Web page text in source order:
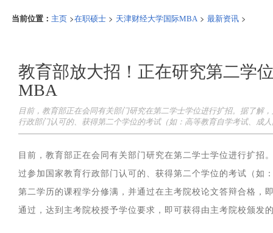
当前位置： 主页 >在职硕士 > 天津财经大学国际MBA >最新资讯 >
教育部放大招！正在研究第二学
MBA
目前，教育部正在会同有关部门研究在第二学士学位进行扩招。据了解
行政部门认可的、获得第二个学位的考试（如：高等教育自学考试、成
目前，教育部正在会同有关部门研究在第二学士学位进行扩招
过参加国家教育行政部门认可的、获得第二个学位的考试（如
第二学历的课程学分修满，并通过在主考院校论文答辩合格，
通过，达到主考院校授予学位要求，即可获得由主考院校颁发